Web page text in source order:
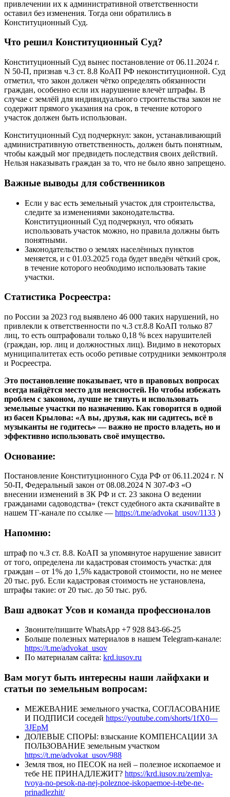
привлечении их к административной ответственности
оставил без изменения. Тогда они обратились в
Конституционный Суд.
Что решил Конституционный Суд?
Конституционный Суд вынес постановление от 06.11.2024 г.
N 50-П, признав ч.3 ст. 8.8 КоАП РФ неконституционной. Суд
отметил, что закон должен чётко определять обязанности
граждан, особенно если их нарушение влечёт штрафы. В
случае с землёй для индивидуального строительства закон не
содержит прямого указания на срок, в течение которого
участок должен быть использован.
Конституционный Суд подчеркнул: закон, устанавливающий
административную ответственность, должен быть понятным,
чтобы каждый мог предвидеть последствия своих действий.
Нельзя наказывать граждан за то, что не было явно запрещено.
Важные выводы для собственников
Если у вас есть земельный участок для строительства,
следите за изменениями законодательства.
Конституционный Суд подчеркнул, что обязать
использовать участок можно, но правила должны быть
понятными.
Законодательство о землях населённых пунктов
меняется, и с 01.03.2025 года будет введён чёткий срок,
в течение которого необходимо использовать такие
участки.
Статистика Росреестра:
по России за 2023 год выявлено 46 000 таких нарушений, но
привлекли к ответственности по ч.3 ст.8.8 КоАП только 87
лиц, то есть оштрафовали только 0,18 % всех нарушителей
(граждан, юр. лиц и должностных лиц). Видимо в некоторых
муниципалитетах есть особо ретивые сотрудники земконтроля
и Росреестра.
Это постановление показывает, что в правовых вопросах
всегда найдётся место для неясностей. Но чтобы избежать
проблем с законом, лучше не тянуть и использовать
земельные участки по назначению. Как говорится в одной
из басен Крылова: «А вы, друзья, как ни садитесь, всё в
музыканты не годитесь» — важно не просто владеть, но и
эффективно использовать своё имущество.
Основание:
Постановление Конституционного Суда РФ от 06.11.2024 г. N
50-П, Федеральный закон от 08.08.2024 N 307-ФЗ «О
внесении изменений в ЗК РФ и ст. 23 закона О ведении
гражданами садоводства» (текст судебного акта скачивайте в
нашем ТГ-канале по ссылке — https://t.me/advokat_usov/1133 )
Напомню:
штраф по ч.3 ст. 8.8. КоАП за упомянутое нарушение зависит
от того, определена ли кадастровая стоимость участка: для
граждан – от 1% до 1,5% кадастровой стоимости, но не менее
20 тыс. руб. Если кадастровая стоимость не установлена,
штрафы такие: от 20 тыс. до 50 тыс. руб.
Ваш адвокат Усов и команда профессионалов
Звоните/пишите WhatsApp +7 928 843-66-25
Больше полезных материалов в нашем Telegram-канале:
https://t.me/advokat_usov
По материалам сайта: krd.iusov.ru
Вам могут быть интересны наши лайфхаки и
статьи по земельным вопросам:
МЕЖЕВАНИЕ земельного участка, СОГЛАСОВАНИЕ
И ПОДПИСИ соседей https://youtube.com/shorts/1fX0—
3JEpM
ДОЛЕВЫЕ СПОРЫ: взыскание КОМПЕНСАЦИИ ЗА
ПОЛЬЗОВАНИЕ земельным участком
https://t.me/advokat_usov/988
Земля твоя, но ПЕСОК на ней – полезное ископаемое и
тебе НЕ ПРИНАДЛЕЖИТ? https://krd.iusov.ru/zemlya-
tvoya-no-pesok-na-nej-poleznoe-iskopaemoe-i-tebe-ne-
prinadlezhit/